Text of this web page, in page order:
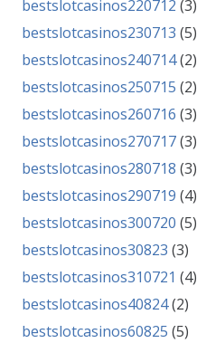
bestslotcasinos220712 (3)
bestslotcasinos230713 (5)
bestslotcasinos240714(2)
bestslotcasinos250715 (2)
bestslotcasinos260716 (3)
bestslotcasinos270717(3)
bestslotcasinos280718 (3)
bestslotcasinos290719 (4)
bestslotcasinos300720 (5)
bestslotcasinos30823 (3)
bestslotcasinos310721 (4)
bestslotcasinos40824(2)
bestslotcasinos60825 (5)